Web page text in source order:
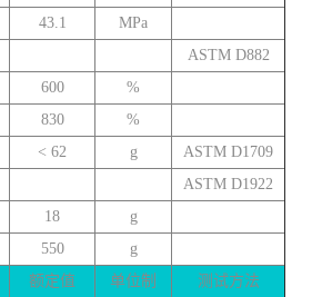
43.1
MPa
ASTM D882
600
%
830
%
< 62 g
ASTM D1709
ASTM D1922
18
g
550
g
额定值 单位制
测试方法